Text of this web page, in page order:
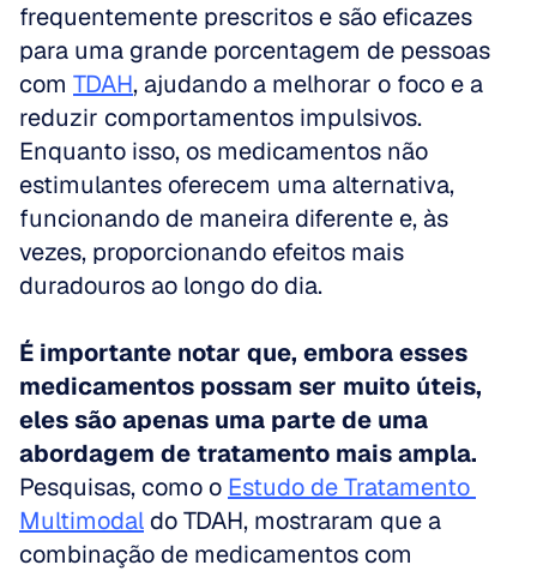
frequentemente prescritos e são eficazes
para uma grande porcentagem de pessoas
com TDAH, ajudando a melhorar o foco e a
reduzir comportamentos impulsivos.
Enquanto isso, os medicamentos não
estimulantes oferecem uma alternativa,
funcionando de maneira diferente e, às
vezes, proporcionando efeitos mais
duradouros ao longo do dia.
É importante notar que, embora esses
medicamentos possam ser muito úteis,
eles são apenas uma parte de uma
abordagem de tratamento mais ampla.
Pesquisas, como o Estudo de Tratamento
Multimodal do TDAH, mostraram que a
combinação de medicamentos com